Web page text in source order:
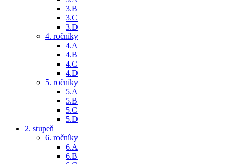
3.B
3.C
3.D
4. ročníky
4.A
4.B
4.C
4.D
5. ročníky
5.A
5.B
5.C
5.D
2. stupeň
6. ročníky
6.A
6.B